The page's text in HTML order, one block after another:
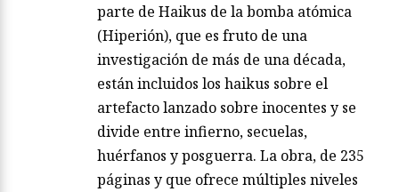
parte de Haikus de la bomba atómica
(Hiperión), que es fruto de una
investigación de más de una década,
están incluidos los haikus sobre el
artefacto lanzado sobre inocentes y se
divide entre infierno, secuelas,
huérfanos y posguerra. La obra, de 235
páginas y que ofrece múltiples niveles